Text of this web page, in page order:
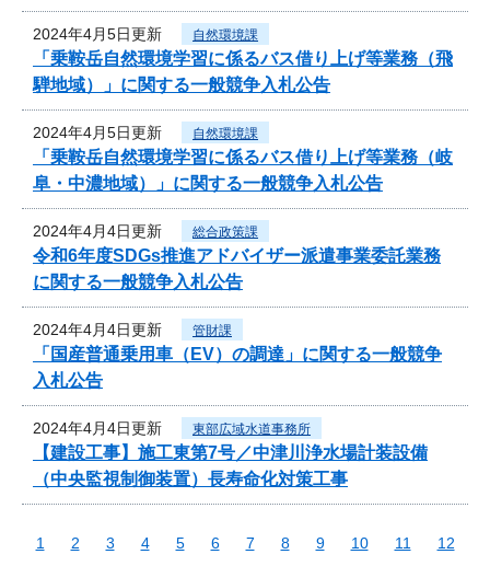
2024年4月5日更新 自然環境課
「乗鞍岳自然環境学習に係るバス借り上げ等業務（飛
騨地域）」に関する一般競争入札公告
2024年4月5日更新 自然環境課
「乗鞍岳自然環境学習に係るバス借り上げ等業務（岐
阜・中濃地域）」に関する一般競争入札公告
2024年4月4日更新 総合政策課
令和6年度SDGs推進アドバイザー派遣事業委託業務
に関する一般競争入札公告
2024年4月4日更新 管財課
「国産普通乗用車（EV）の調達」に関する一般競争
入札公告
2024年4月4日更新 東部広域水道事務所
【建設工事】施工東第7号／中津川浄水場計装設備
（中央監視制御装置）長寿命化対策工事
1 2 3 4 5 6 7 8 9 10 11
12